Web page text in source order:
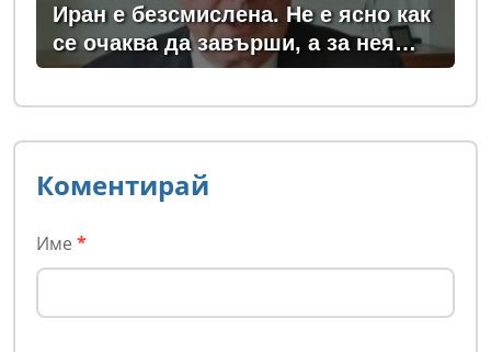
Иран е безсмислена. Не е ясно как
се очаква да завърши, а за нея
плащаме всички - и в България, и
в Европа
Коментирай
Име *